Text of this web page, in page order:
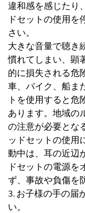
違和感を感じたり
ドセットの使用を
さい。
大きな音量で聴き
慣れてしまい、顕
的に損失される危
車、バイク、船ま
トを使用すると危
あります。地域の
の注意が必要とな
ッドセットの使用
動中は、耳の近辺
ドセットの電源を
ず、事故や負傷を
3. お子様の手の届
い。